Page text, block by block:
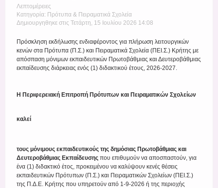
Register
Λεπτομέρειες
Κατηγορία: Πρότυπα & Πειραματικά Σχολεία
Δημιουργηθηκε στις Τετάρτη, 15 Ιουλίου 2026 14:08
Πρόσκληση εκδήλωσης ενδιαφέροντος για πλήρωση λειτουργικών
κενών στα Πρότυπα (Π.Σ.) και Πειραματικά Σχολεία (ΠΕΙ.Σ.) Κρήτης με
απόσπαση μόνιμων εκπαιδευτικών Πρωτοβάθμιας και Δευτεροβάθμιας
εκπαίδευσης διάρκειας ενός (1) διδακτικού έτους, 2026-2027.
Η Περιφερειακή Επιτροπή Πρότυπων και Πειραματικών Σχολείων
καλεί
τους μόνιμους εκπαιδευτικούς της δημόσιας Πρωτοβάθμιας και
Δευτεροβάθμιας Εκπαίδευσης που επιθυμούν να αποσπαστούν, για
ένα (1) διδακτικό έτος, προκειμένου να καλύψουν κενές θέσεις
εκπαιδευτικών Πρότυπων (Π.Σ.) και Πειραματικών Σχολείων (ΠΕΙ.Σ.)
της Π.Δ.Ε. Κρήτης που υπηρετούν από 1-9-2026 ή της περιοχής